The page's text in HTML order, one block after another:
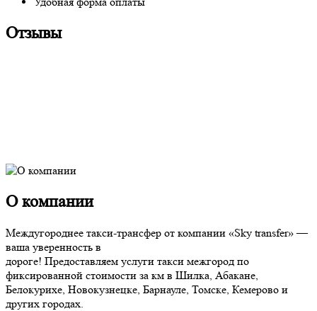
Отзывы
О компании
Междугороднее такси-трансфер от компании «Sky transfer» —
ваша уверенность в
дороге! Предоставляем услуги такси межгород по
фиксированной стоимости за км в Шилка, Абакане,
Белокурихе, Новокузнецке, Барнауле, Томске, Кемерово и
других городах.